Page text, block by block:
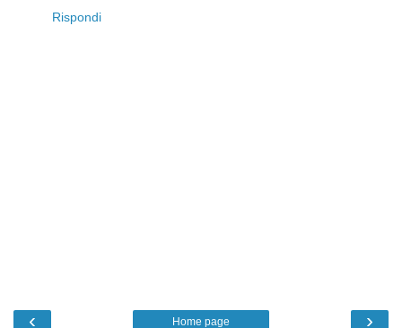
Rispondi
‹ ›
Home page